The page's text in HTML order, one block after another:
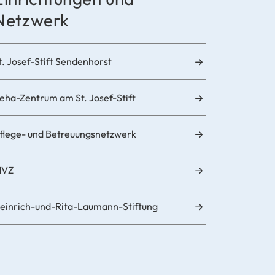
Josef-Stift Sendenhorst
Zentrum am St. Josef-Stift
und Betreuungsnetzwerk
und-Rita-Laumann-Stiftung